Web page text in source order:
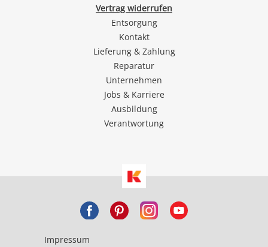
Vertrag widerrufen
Entsorgung
Kontakt
Lieferung & Zahlung
Reparatur
Unternehmen
Jobs & Karriere
Ausbildung
Verantwortung
Impressum